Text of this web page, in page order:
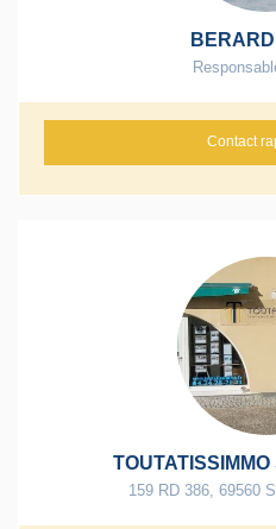
Contact
159 RD 386 69560